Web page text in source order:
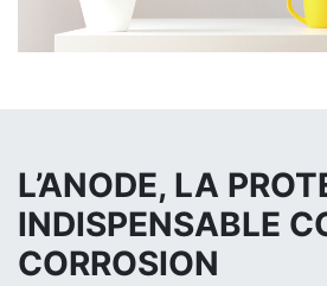
L’ANODE, LA
INDISPENSABLE
CORROSION